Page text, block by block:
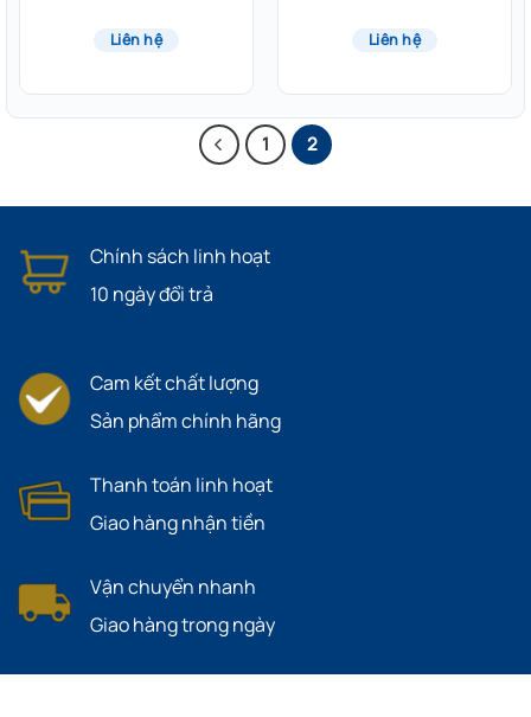
Liên hệ Liên hệ
1 2
Chính sách linh hoạt
10 ngày đổi trả
Cam kết chất lượng
Sản phẩm chính hãng
Thanh toán linh hoạt
Giao hàng nhận tiền
Vận chuyển nhanh
Giao hàng trong ngày